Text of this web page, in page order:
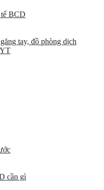
BCD
tay, đồ phòng dịch
cần gì